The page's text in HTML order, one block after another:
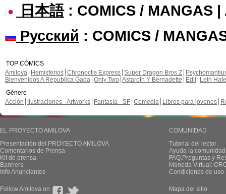
日本語: COMICS / MANGAS |
Русский : COMICS /
TOP CÓMICS
Amilova
Hemisferios Chronoctis Express Super Dragon Bros Z
Bienvenidos A República Gada Only Two Astaroth Y Bernadette Edil
Leth Hate
Género
Acción
Ilustraciones - Artworks Fantasía - SF Comedia Libros para jovenes
EL PROYECTO AMILOVA
Presentación del PROYECTO AMILOVA
Comentarios de Prensa
Kit de prensa
Banners
Info Anunciantes
COMUNIDAD
Tutorial del lector
Ayuda la
FAQ.Preguntas y
Moneda Virtual:
Condiciones de uso
Follow Amilova on Mapa del sitio